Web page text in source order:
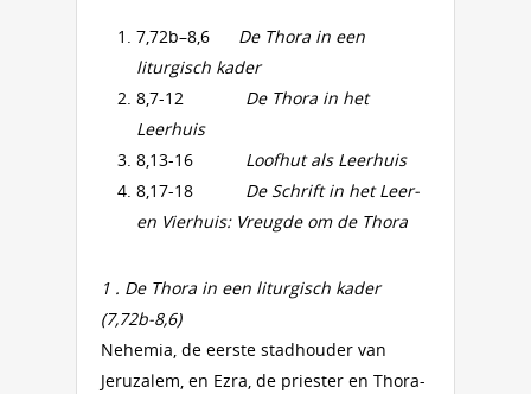
7,72b–8,6 De Thora in een
liturgisch kader
8,7-12 De Thora in het
Leerhuis
8,13-16 Loofhut als Leerhuis
8,17-18 De Schrift in het Leer-
en Vierhuis: Vreugde om de Thora
1 . De Thora in een liturgisch kader
(7,72b-8,6)
Nehemia, de eerste stadhouder van
Jeruzalem, en Ezra, de priester en Thora-